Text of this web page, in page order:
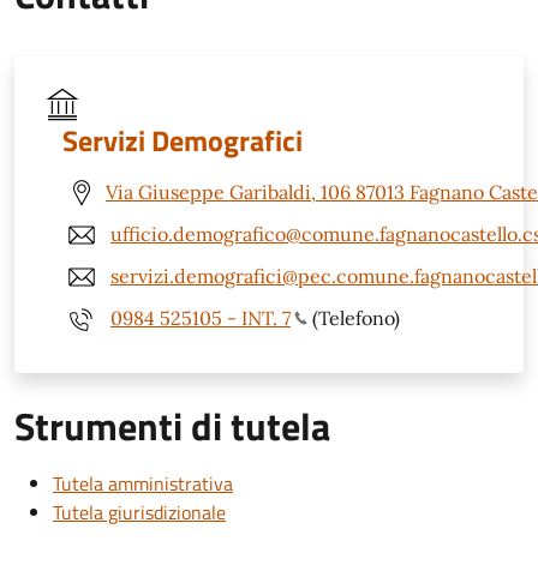
Servizi Demografici
Via Giuseppe Garibaldi, 106 87013 Fagnano
0984 525105 - INT. 7
(Telefono)
Strumenti di tutela
Tutela amministrativa
Tutela giurisdizionale